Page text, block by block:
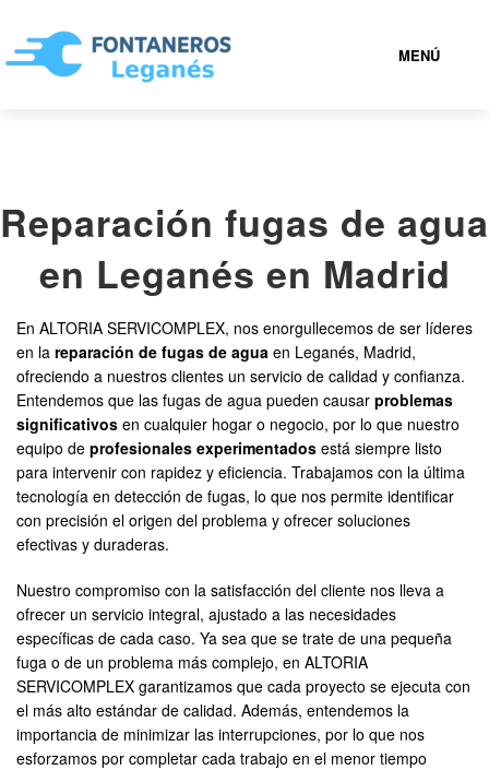
MENÚ
FONTANEROS LEGANÉS BARATOS
SERVICIOS
CONTACTAR
Reparación fugas de agua
en Leganés en Madrid
En ALTORIA SERVICOMPLEX, nos enorgullecemos de ser líderes
en la reparación de fugas de agua en Leganés, Madrid,
ofreciendo a nuestros clientes un servicio de calidad y confianza.
Entendemos que las fugas de agua pueden causar problemas
significativos en cualquier hogar o negocio, por lo que nuestro
equipo de profesionales experimentados está siempre listo
para intervenir con rapidez y eficiencia. Trabajamos con la última
tecnología en detección de fugas, lo que nos permite identificar
con precisión el origen del problema y ofrecer soluciones
efectivas y duraderas.
Nuestro compromiso con la satisfacción del cliente nos lleva a
ofrecer un servicio integral, ajustado a las necesidades
específicas de cada caso. Ya sea que se trate de una pequeña
fuga o de un problema más complejo, en ALTORIA
SERVICOMPLEX garantizamos que cada proyecto se ejecuta con
el más alto estándar de calidad. Además, entendemos la
importancia de minimizar las interrupciones, por lo que nos
esforzamos por completar cada trabajo en el menor tiempo